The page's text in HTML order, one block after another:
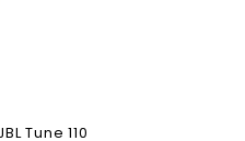
Tune 110